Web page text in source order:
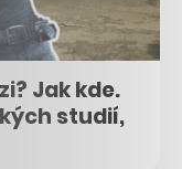
Jak kde.
studií,